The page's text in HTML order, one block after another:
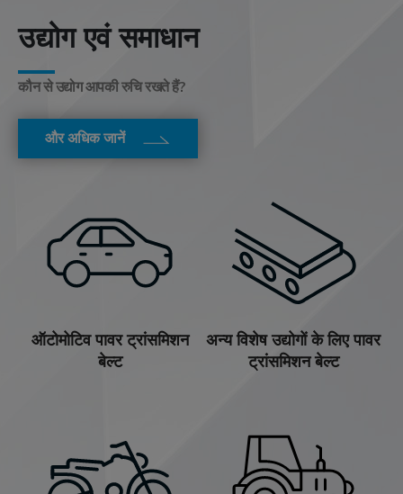
उद्योग एवं समाधान
कौन से उद्योग आपकी रुचि रखते हैं?
और अधिक जानें
ऑटोमोटिव पावर ट्रांसमिशन
बेल्ट
अन्य विशेष उद्योगों के लिए पावर
ट्रांसमिशन बेल्ट